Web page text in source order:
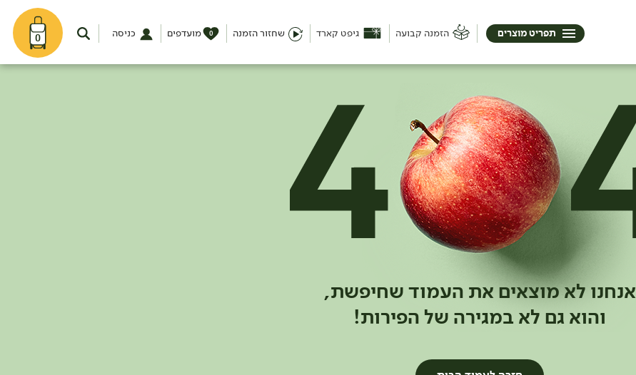
0 הזמנה קבועה גיפט קארד שחזור הזמנה מועדפים 0 כניסה תפריט מוצרים
אנחנו לא מוצאים את העמוד שחיפשת,
והוא גם לא במגירה של הפירות!